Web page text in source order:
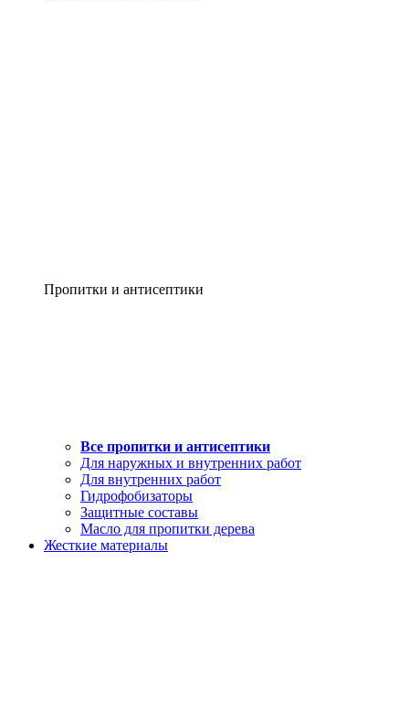
Пропитки и антисептики
Все пропитки и антисептики
Для наружных и внутренних работ
Для внутренних работ
Гидрофобизаторы
Защитные составы
Масло для пропитки дерева
Жесткие материалы